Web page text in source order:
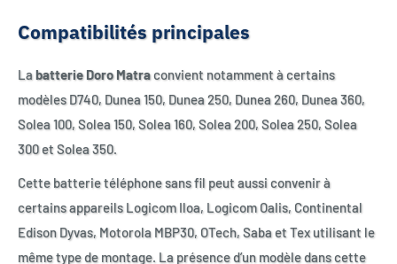
Compatibilités principales
Labatterie Doro Matraconvient notamment à certains
modèles D740, Dunea 150, Dunea 250, Dunea 260, Dunea 360,
Solea 100, Solea 150, Solea 160, Solea 200, Solea 250, Solea
300 et Solea 350.
Cette batterie téléphone sans fil peut aussi convenir à
certains appareils Logicom Iloa, Logicom Oalis, Continental
Edison Dyvas, Motorola MBP30, OTech, Saba et Tex utilisant le
même type de montage. La présence d’un modèle dans cette